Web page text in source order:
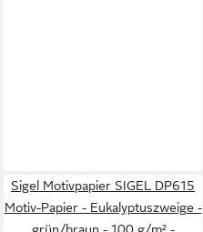
Sigel Motivpapier SIGEL DP615
Motiv-Papier - Eukalyptuszweige -